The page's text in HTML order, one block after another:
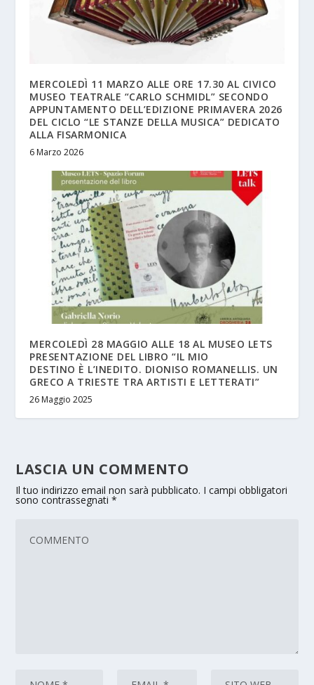
MERCOLEDÌ 11 MARZO ALLE ORE 17.30 AL CIVICO
MUSEO TEATRALE “CARLO SCHMIDL” SECONDO
APPUNTAMENTO DELL’EDIZIONE PRIMAVERA 2026
DEL CICLO “LE STANZE DELLA MUSICA” DEDICATO
ALLA FISARMONICA
6 Marzo 2026
MERCOLEDÌ 28 MAGGIO ALLE 18 AL MUSEO LETS
PRESENTAZIONE DEL LIBRO “IL MIO
DESTINO È L’INEDITO. DIONISO ROMANELLIS. UN
GRECO A TRIESTE TRA ARTISTI E LETTERATI”
26 Maggio 2025
LASCIA UN COMMENTO
Il tuo indirizzo email non sarà pubblicato. I campi obbligatori
sono contrassegnati*